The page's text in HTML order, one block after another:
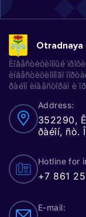
Èíâåñòèöèîííûé
èíâåñòèöèîííîãî
ðàéîí èíâåñòîðàì è
Address:
352290,
ðàéîí, ñò.
Hotline for
+7 861
E-mail: